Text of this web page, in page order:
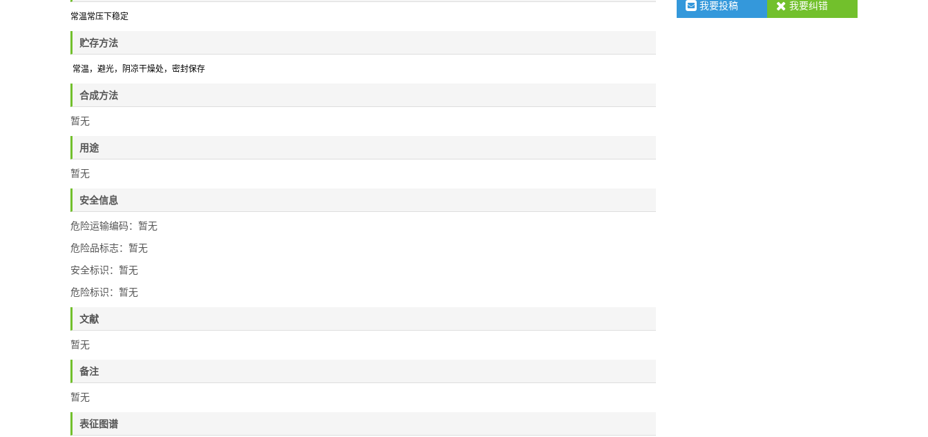
常温常压下稳定
贮存方法
常温，避光，阴凉干燥处 ，密封保存
合成方法
暂无
用途
暂无
安全信息
危险运输编码：暂无
危险品标志：暂无
安全标识：暂无
危险标识：暂无
文献
暂无
备注
暂无
表征图谱
我要投稿 我要纠错